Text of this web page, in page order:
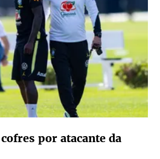
por atacante da